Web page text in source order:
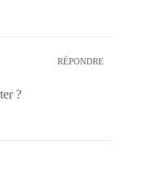
RÉPONDRE
?